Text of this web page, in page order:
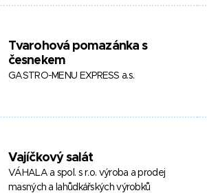
Tvarohová pomazánka s
česnekem
GASTRO-MENU EXPRESS a.s.
Vajíčkový salát
VÁHALA a spol. s r.o. výroba a prodej
masných a lahůdkářských výrobků